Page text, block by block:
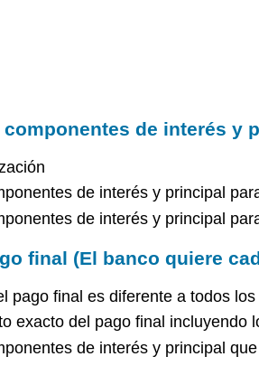
de interés y
de interés y principal
de interés y principal
final (El banco quiere
pago final es diferente a todos
exacto del pago final incluyendo
de interés y principal